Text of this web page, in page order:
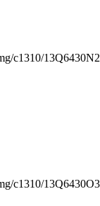
c1310/
c1310/